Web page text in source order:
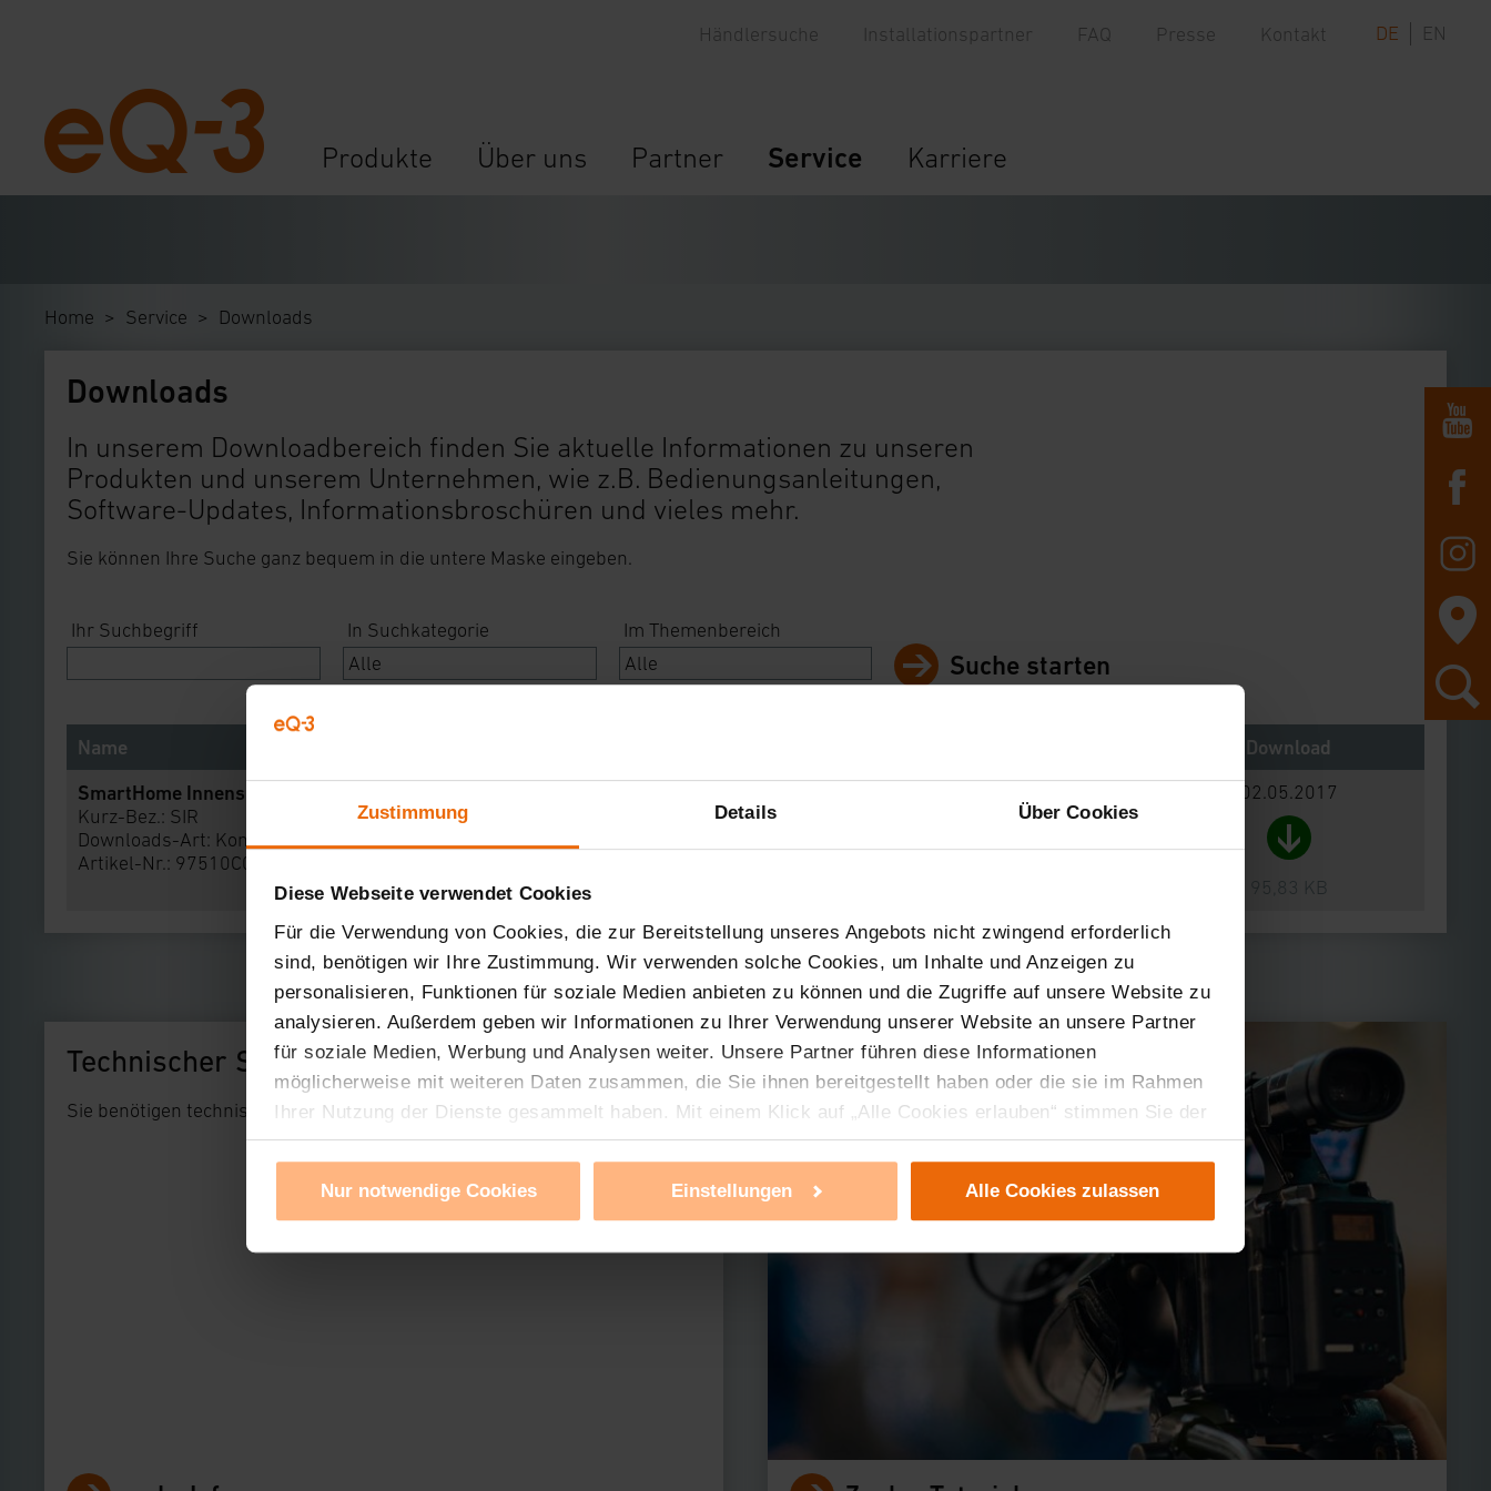
Zustimmung Details Über Cookies
Diese Webseite verwendet Cookies
Für die Verwendung von Cookies, die zur Bereitstellung unseres Angebots nicht zwingend erforderlich
sind, benötigen wir Ihre Zustimmung. Wir verwenden solche Cookies, um Inhalte und Anzeigen zu
personalisieren, Funktionen für soziale Medien anbieten zu können und die Zugriffe auf unsere Website zu
analysieren. Außerdem geben wir Informationen zu Ihrer Verwendung unserer Website an unsere Partner
für soziale Medien, Werbung und Analysen weiter. Unsere Partner führen diese Informationen
möglicherweise mit weiteren Daten zusammen, die Sie ihnen bereitgestellt haben oder die sie im Rahmen
Ihrer Nutzung der Dienste gesammelt haben. Mit einem Klick auf „Alle Cookies erlauben“ stimmen Sie der
Verwendung von Cookies für alle vorgenannten Zwecke zu. Eine detaillierte Auflistung der einzelnen
Sie können die Verwendung nicht notwendiger Cookies ablehnen oder ihr ganz oder teilweise zustimmen.
widerrufen. Ihre Browser-Einstellungen können dazu führen, dass die Einstellungen nicht längerfristig
Nur notwendige Cookies Einstellungen Alle Cookies zulassen
Navigation
Produkte Über uns Partner Service Karriere
Händlersuche Installationspartner FAQ Presse Kontakt DE EN
Home Service Downloads
Downloads
In unserem Downloadbereich finden Sie aktuelle Informationen zu unseren
Produkten und unserem Unternehmen, wie z.B. Bedienungsanleitungen,
Software-Updates, Informationsbroschüren und vieles mehr.
Sie können Ihre Suche ganz bequem in die untere Maske eingeben.
Ihr Suchbegriff In Suchkategorie Im Themenbereich
Suche starten
Name
Download
SmartHome Innensirene
Kurz-Bez.: SIR
Downloads-Art: Konformitätserklärung
Artikel-Nr.: 97510C0A
02.05.2017
95,83 KB
Technischer Support
Sie benötigen technischen Support bei einem unserer Produkte?